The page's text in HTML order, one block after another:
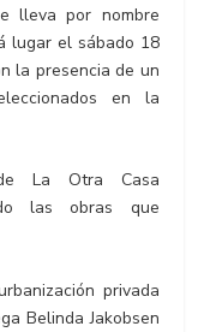
lleva por nombre
lugar el sábado 18
la presencia de un
en la
La Otra Casa
las obras que
privada
Belinda Jakobsen